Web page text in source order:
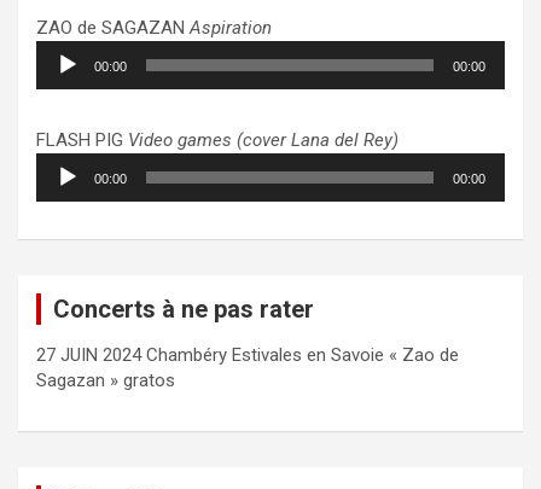
ZAO de SAGAZANAspiration
Lecteur
audio
00:00 00:00
FLASH PIG Video games (cover Lana del Rey)
Lecteur
audio
00:00 00:00
Concerts à ne pas rater
27 JUIN 2024 Chambéry Estivales en Savoie « Zao de
Sagazan » gratos